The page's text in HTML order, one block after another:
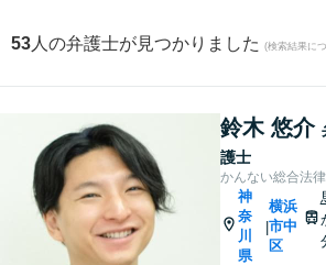
53 人の弁護士が見つかりました (検索結果に
鈴木 悠介
護士
かんない総合法
神
奈
川
県
|
横浜
市中
区